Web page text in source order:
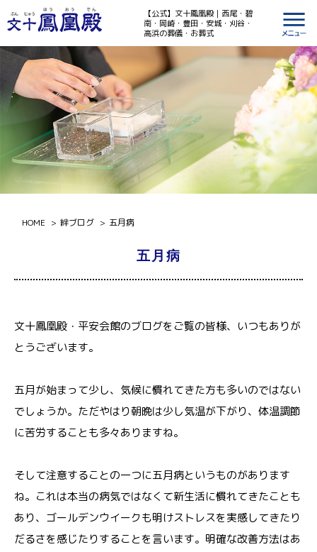
【公式】文十鳳凰殿｜西尾・碧
南・岡崎・豊田・安城・刈谷・
高浜の葬儀・お葬式
HOME 絆ブログ 五月病
五月病
文十鳳凰殿・平安会館のブログをご覧の皆様、いつもありが
とうございます。
五月が始まって少し、気候に慣れてきた方も多いのではない
でしょうか。ただやはり朝晩は少し気温が下がり、体温調節
に苦労することも多々ありますね。
そして注意することの一つに五月病というものがあります
ね。これは本当の病気ではなくて新生活に慣れてきたことも
あり、ゴールデンウイークも明けストレスを実感してきたり
だるさを感じたりすることを言います。明確な改善方法はあ